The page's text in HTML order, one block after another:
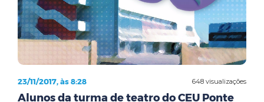
648 visualizações
23/11/2017, às 8:28
Alunos da turma de teatro do CEU Ponte